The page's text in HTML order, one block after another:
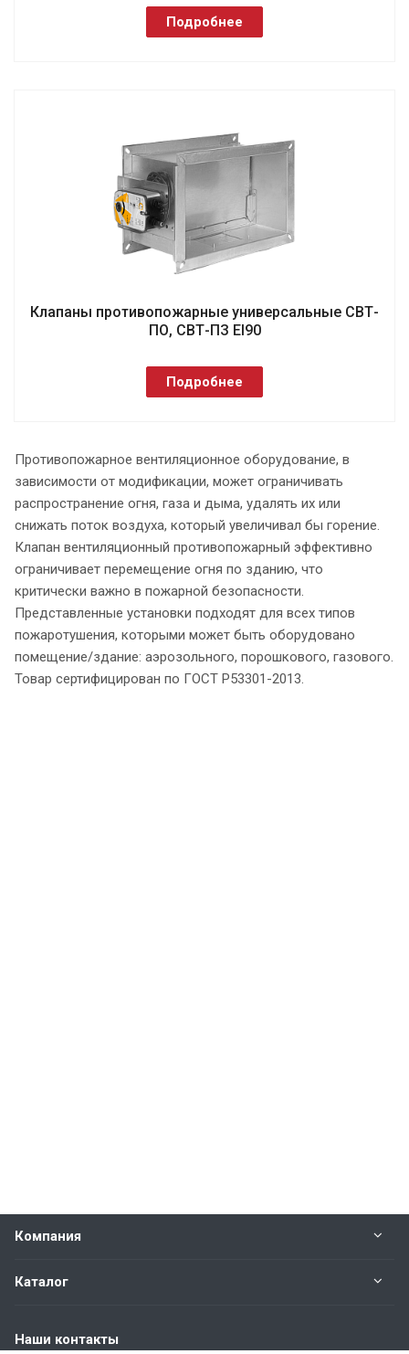
Подробнее
Клапаны противопожарные универсальные СВТ-
ПО, СВТ-ПЗ EI90
Подробнее
Противопожарное вентиляционное оборудование, в
зависимости от модификации, может ограничивать
распространение огня, газа и дыма, удалять их или
снижать поток воздуха, который увеличивал бы горение.
Клапан вентиляционный противопожарный эффективно
ограничивает перемещение огня по зданию, что
критически важно в пожарной безопасности.
Представленные установки подходят для всех типов
пожаротушения, которыми может быть оборудовано
помещение/здание: аэрозольного, порошкового, газового.
Товар сертифицирован по ГОСТ Р53301-2013.
Компания
Каталог
Наши контакты